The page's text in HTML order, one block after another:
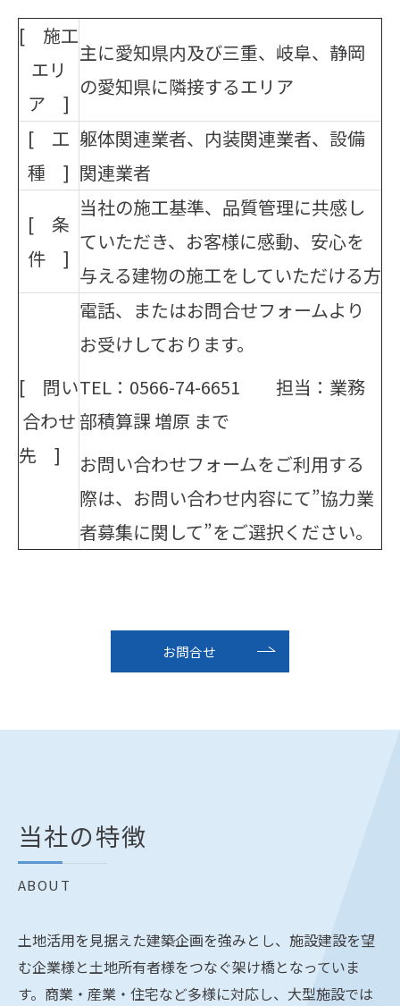
[ 施工
エリ
ア ]
主に愛知県内及び三重、岐阜、静岡
の愛知県に隣接するエリア
[ 工
種 ]
躯体関連業者、内装関連業者、設備
関連業者
[ 条
件 ]
当社の施工基準、品質管理に共感し
ていただき、お客様に感動、安心を
与える建物の施工をしていただける方
[ 問い
合わせ
先 ]
電話、またはお問合せフォームより
お受けしております。
TEL：0566-74-6651 担当：業務
部積算課 増原 まで
お問い合わせフォームをご利用する
際は、お問い合わせ内容にて”協力業
者募集に関して”をご選択ください。
お問合せ
ABOUT
当社の特徴
土地活用を見据えた建築企画を強みとし、施設建設を望
む企業様と土地所有者様をつなぐ架け橋となっていま
す。商業・産業・住宅など多様に対応し、大型施設では